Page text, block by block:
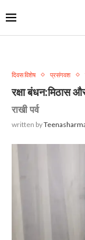
दिवस विशेष प्रसंगवश
रक्षा बंधन:मिठास
राखी पर्व
written by